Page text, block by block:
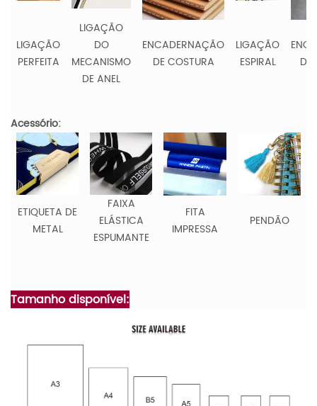
LIGAÇÃO
PERFEITA
LIGAÇÃO
DO
MECANISMO
DE ANEL
ENCADERNAÇÃO
DE COSTURA
LIGAÇÃO
ESPIRAL
DE
Acessório:
ETIQUETA DE
METAL
FAIXA
ELÁSTICA
ESPUMANTE
FITA
IMPRESSA
PENDÃO
Tamanho disponível: